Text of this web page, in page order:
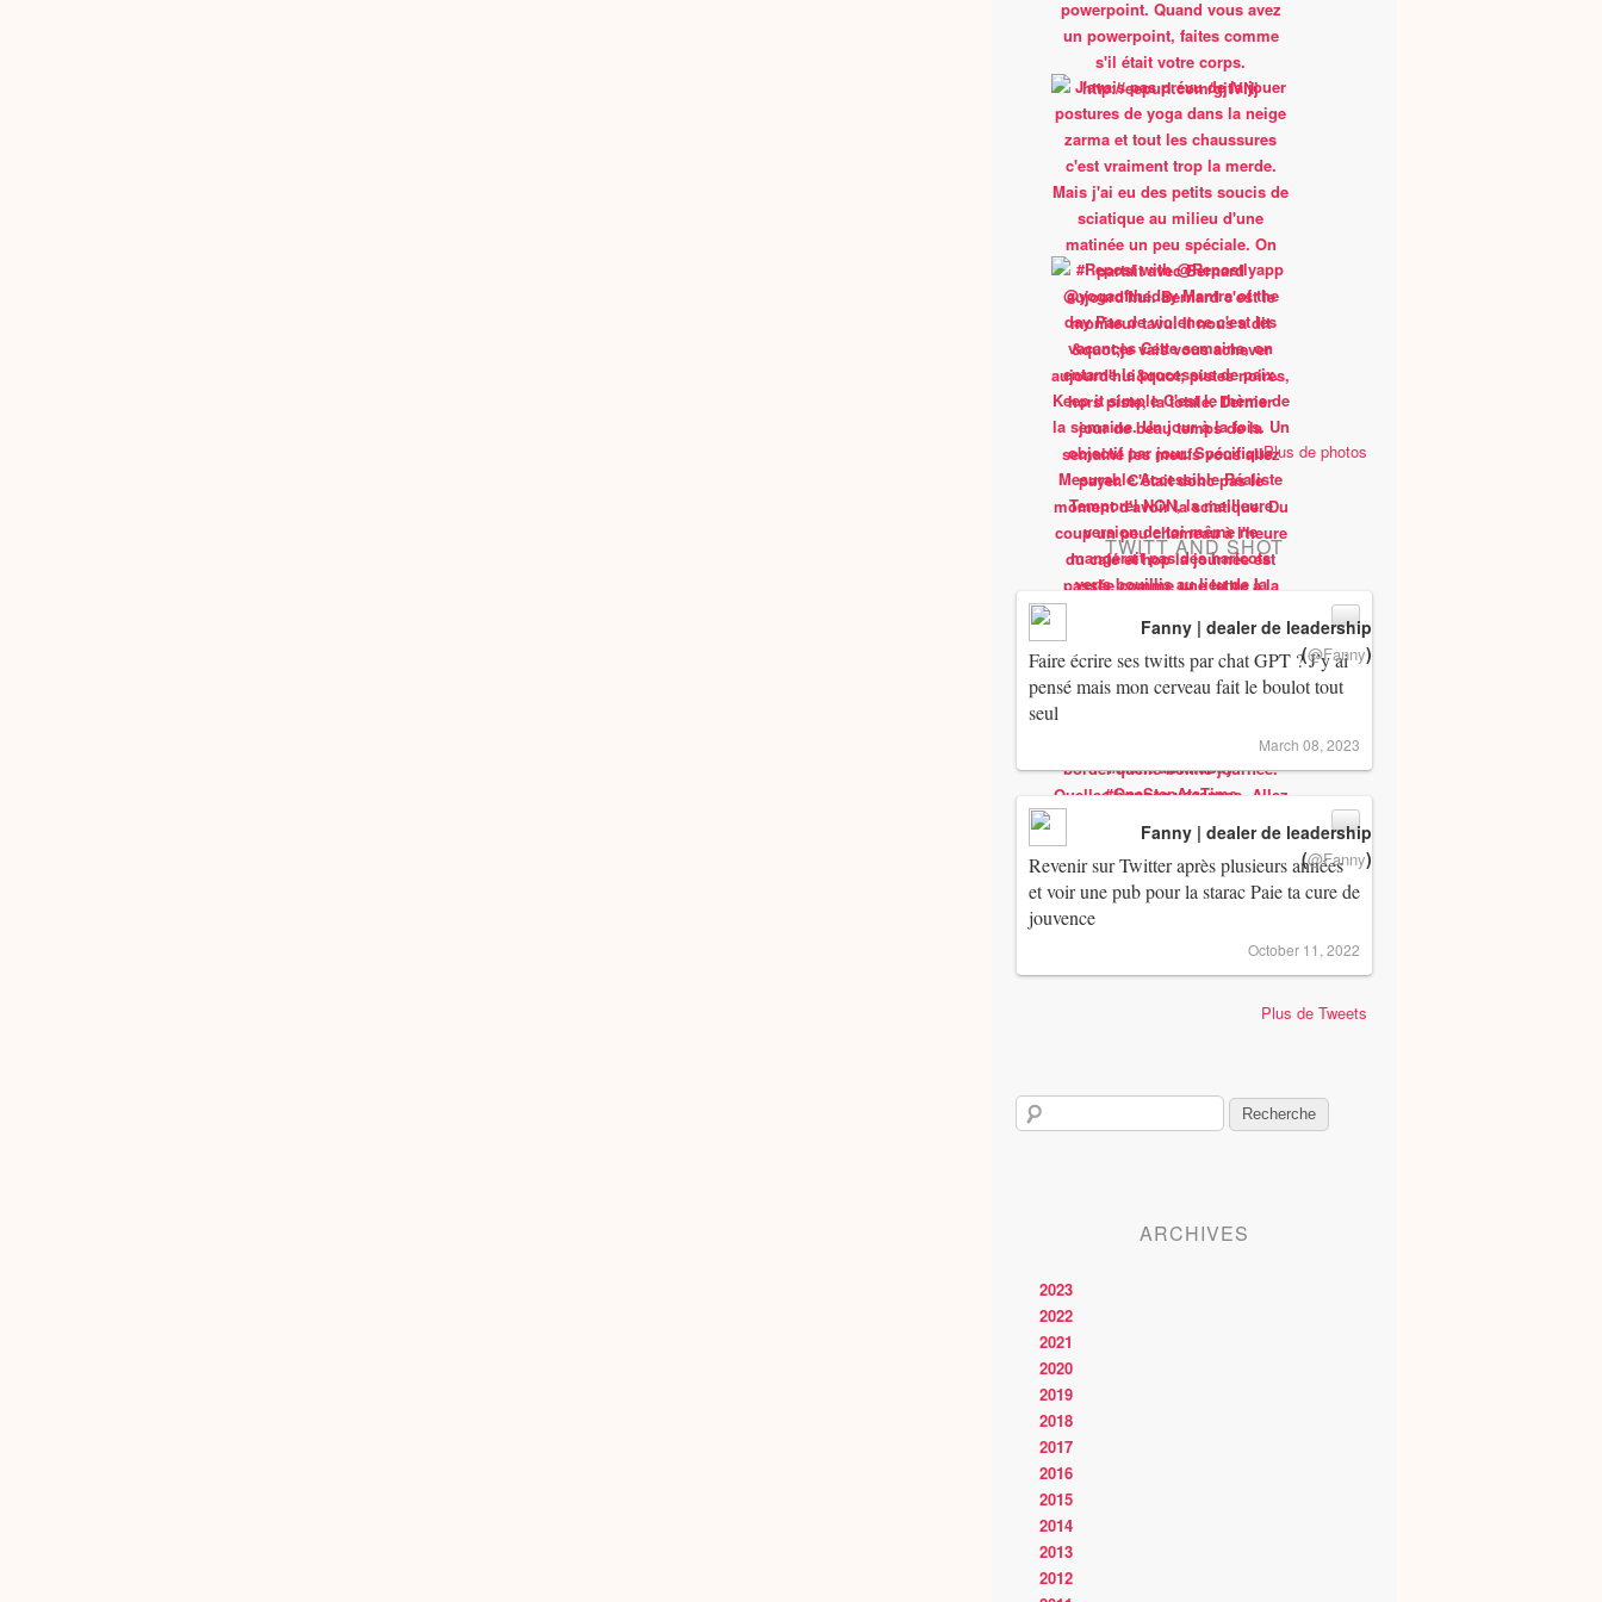
Plus de photos
TWITT AND SHOT
Faire écrire ses twitts par chat GPT ? J’y ai
pensé mais mon cerveau fait le boulot tout
seul
Fanny | dealer de leadership
(@Fanny)
March 08, 2023
Revenir sur Twitter après plusieurs années
et voir une pub pour la starac Paie ta cure de
jouvence
Fanny | dealer de leadership
(@Fanny)
October 11, 2022
Plus de Tweets
ARCHIVES
2023
2022
2021
2020
2019
2018
2017
2016
2015
2014
2013
2012